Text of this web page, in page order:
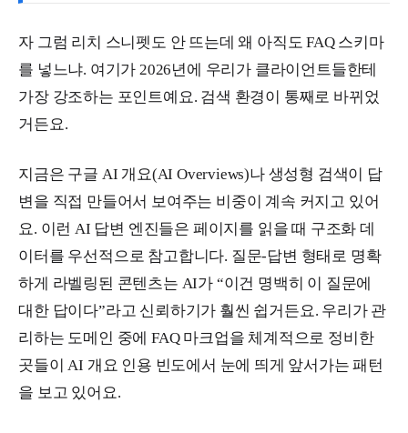
자 그럼 리치 스니펫도 안 뜨는데 왜 아직도 FAQ 스키마
를 넣느냐. 여기가 2026년에 우리가 클라이언트들한테
가장 강조하는 포인트예요. 검색 환경이 통째로 바뀌었
거든요.
지금은 구글 AI 개요(AI Overviews)나 생성형 검색이 답
변을 직접 만들어서 보여주는 비중이 계속 커지고 있어
요. 이런 AI 답변 엔진들은 페이지를 읽을 때 구조화 데
이터를 우선적으로 참고합니다. 질문-답변 형태로 명확
하게 라벨링된 콘텐츠는 AI가 “이건 명백히 이 질문에
대한 답이다”라고 신뢰하기가 훨씬 쉽거든요. 우리가 관
리하는 도메인 중에 FAQ 마크업을 체계적으로 정비한
곳들이 AI 개요 인용 빈도에서 눈에 띄게 앞서가는 패턴
을 보고 있어요.